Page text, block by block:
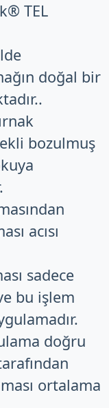
TEL
doğal bir
bozulmuş
acısı
sadece
bu işlem
doğru
ortalama